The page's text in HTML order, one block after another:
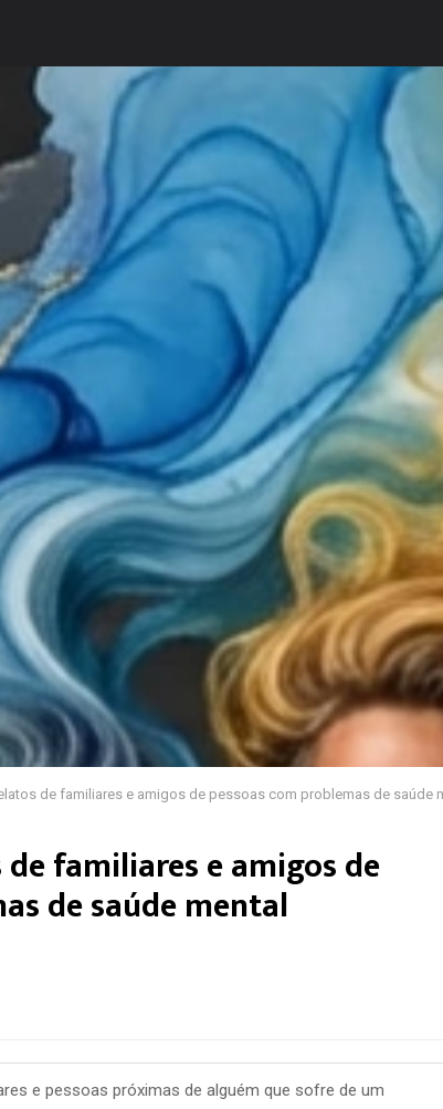
de familiares e amigos de pessoas com problemas de saúde
familiares e amigos de
de saúde mental
e pessoas próximas de alguém que sofre de um